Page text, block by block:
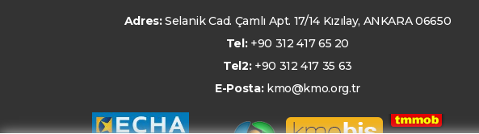
Adres:Selanik Cad. Çamlı Apt. 17/14 Kızılay, ANKARA 06650
Tel: +90 312 417 65 20
Tel2: +90 312 417 35 63
E-Posta: kmo@kmo.org.tr